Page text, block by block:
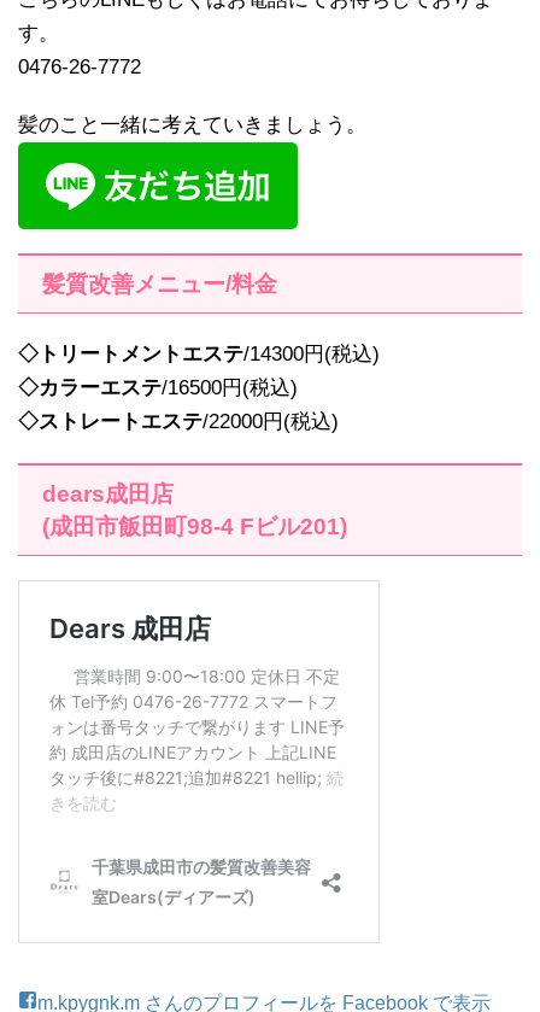
す。
0476-26-7772
髪のこと一緒に考えていきましょう。
髪質改善メニュー/料金
◇トリートメントエステ/14300円(税込)
◇カラーエステ/16500円(税込)
◇ストレートエステ/22000円(税込)
dears成田店
(成田市飯田町98-4 Fビル201)
m.kpygnk.m さんのプロフィールを Facebook で表示